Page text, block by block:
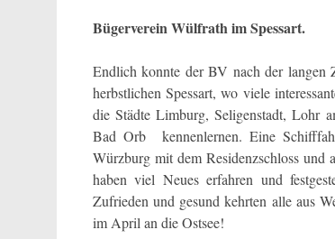
Bügerverein Wülfrath im Spessart.
Endlich konnte der BV nach der langen
herbstlichen Spessart, wo viele
die Städte Limburg, Seligenstadt, Lohr
Bad Orb kennenlernen. Eine
Würzburg mit dem Residenzschloss
haben viel Neues erfahren und
Zufrieden und gesund kehrten alle aus
im April an die Ostsee!